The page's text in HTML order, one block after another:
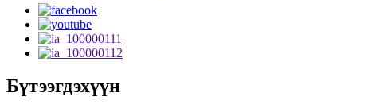
Бүтээгдэхүүн